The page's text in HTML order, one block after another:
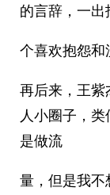
的言辞，一
个喜欢抱怨和
再后来，王
人小圈子，
是做流
量，但是我